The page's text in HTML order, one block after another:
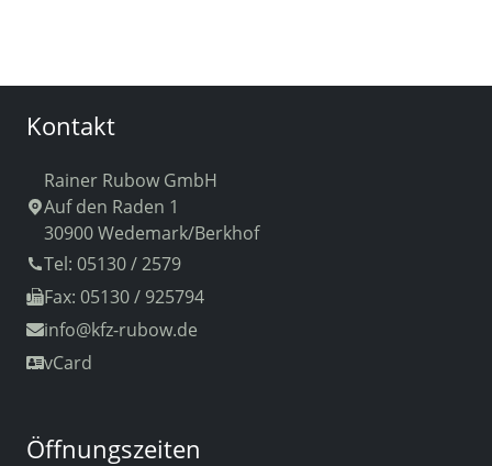
Kontakt
Rainer Rubow GmbH
Auf den Raden 1
30900 Wedemark/Berkhof
Tel: 05130 / 2579
Fax: 05130 / 925794
info@kfz-rubow.de
vCard
Öffnungszeiten